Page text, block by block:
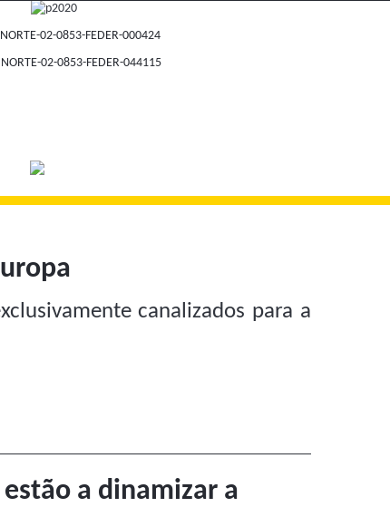
NORTE-02-0853-FEDER-000424
NORTE-02-0853-FEDER-044115
canalizados para a
a dinamizar a